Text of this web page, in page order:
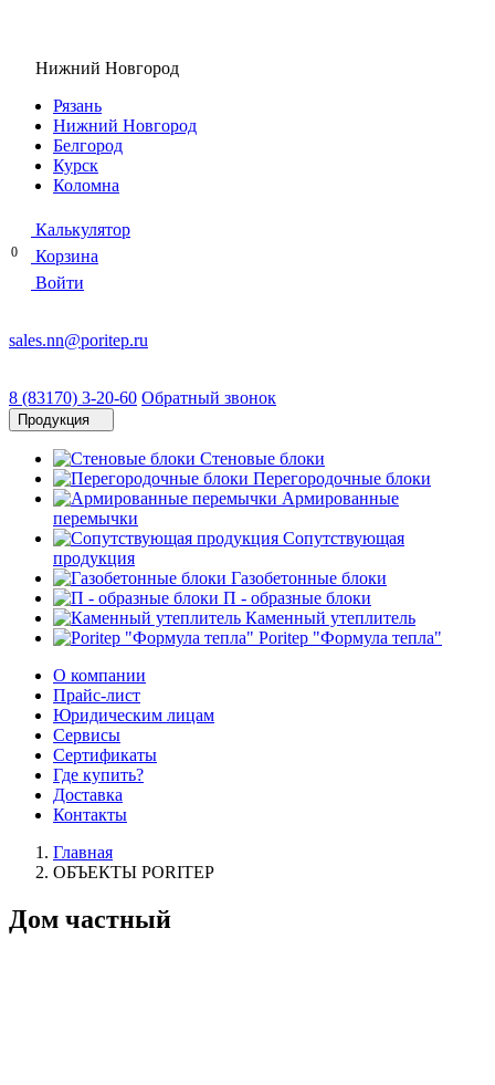
Нижний Новгород
Рязань
Нижний Новгород
Белгород
Курск
Коломна
Калькулятор
Корзина
0
Войти
sales.nn@poritep.ru
8 (83170) 3-20-60 Обратный звонок
Продукция
Стеновые блоки
Перегородочные блоки
Армированные
перемычки
Сопутствующая
продукция
Газобетонные блоки
П - образные блоки
Каменный утеплитель
Poritep "Формула тепла"
О компании
Прайс-лист
Юридическим лицам
Сервисы
Сертификаты
Где купить?
Доставка
Контакты
Главная
ОБЪЕКТЫ PORITEP
Дом частный